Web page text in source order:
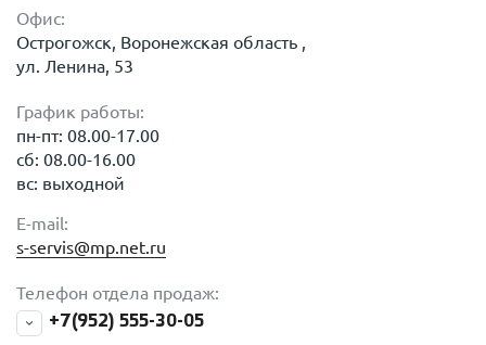
Офис:
Острогожск, Воронежская область ,
ул. Ленина, 53
График работы:
пн-пт: 08.00-17.00
сб: 08.00-16.00
вс: выходной
E-mail:
s-servis@mp.net.ru
Телефон отдела продаж:
+7(952) 555-30-05